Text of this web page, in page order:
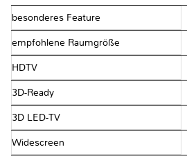
besonderes Feature
empfohlene Raumgröße
HDTV
3D-Ready
3D LED-TV
Widescreen